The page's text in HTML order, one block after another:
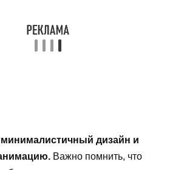
дизайн и
Важно помнить, что